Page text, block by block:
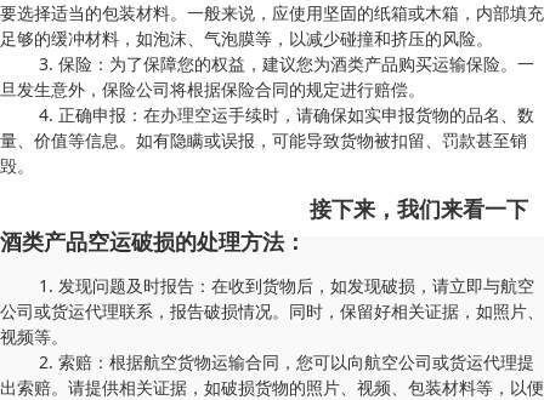
要选择适当的包装材料。一般来说，应使用坚固的纸箱或木箱，内部填充
足够的缓冲材料，如泡沫、气泡膜等，以减少碰撞和挤压的风险。
3. 保险：为了保障您的权益，建议您为酒类产品购买运输保险。一
旦发生意外，保险公司将根据保险合同的规定进行赔偿。
4. 正确申报：在办理空运手续时，请确保如实申报货物的品名、数
量、价值等信息。如有隐瞒或误报，可能导致货物被扣留、罚款甚至销
毁。
接下来，我们来看一下
酒类产品空运破损的处理方法：
1. 发现问题及时报告：在收到货物后，如发现破损，请立即与航空
公司或货运代理联系，报告破损情况。同时，保留好相关证据，如照片、
视频等。
2. 索赔：根据航空货物运输合同，您可以向航空公司或货运代理提
出索赔。请提供相关证据，如破损货物的照片、视频、包装材料等，以便